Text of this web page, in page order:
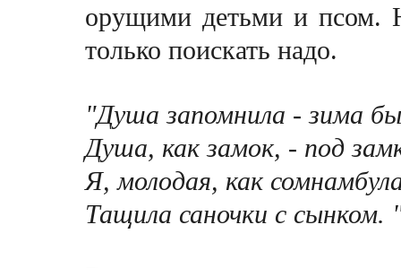
орущими детьми и псом.
только поискать надо.
"Душа запомнила - зима
Душа, как замок, - под
Я, молодая, как
Тащила саночки с сынком.